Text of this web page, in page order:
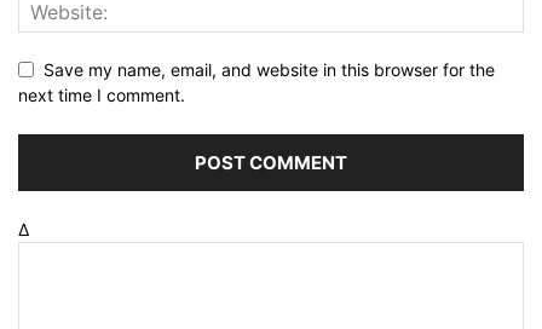
Save my name, email, and website in this browser for the
next time I comment.
Δ